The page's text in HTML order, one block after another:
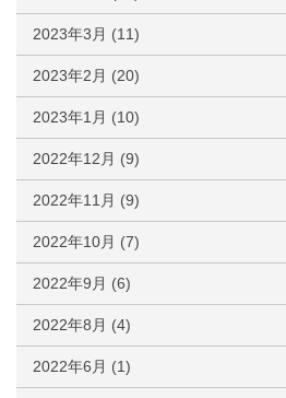
2023年3月 (11)
2023年2月 (20)
2023年1月 (10)
2022年12月 (9)
2022年11月 (9)
2022年10月 (7)
2022年9月 (6)
2022年8月 (4)
2022年6月 (1)